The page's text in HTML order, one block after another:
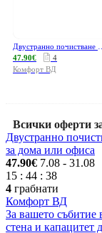
47.90€
4
Комфорт ВД
Всички оферти
Двустранно
за дома или офиса
47.90€ 7.08 - 31.08
15 : 44 : 38
4 грабнати
Комфорт ВД
За вашето събитие
стена и капацитет